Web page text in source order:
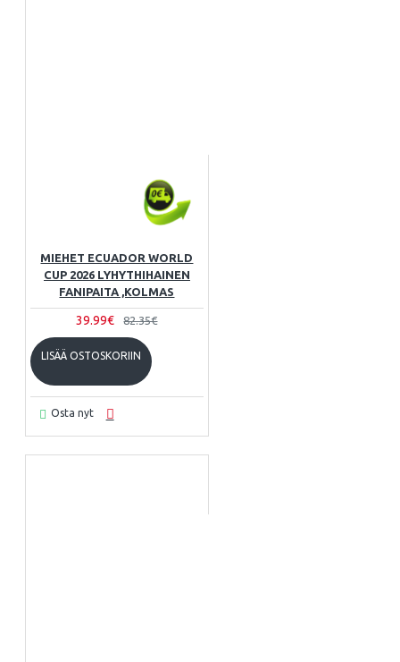
MIEHET ECUADOR WORLD
CUP 2026 LYHYTHIHAINEN
FANIPAITA ,KOLMAS
39.99€ 82.35€
LISÄÄ OSTOSKORIIN
Osta nyt